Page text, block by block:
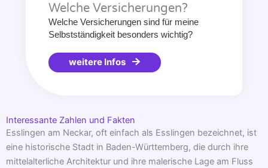
Welche Versicherungen?
Welche Versicherungen sind für meine
Selbstständigkeit besonders wichtig?
weitere Infos
Interessante Zahlen und Fakten
Esslingen am Neckar, oft einfach als Esslingen bezeichnet, ist
eine historische Stadt in Baden-Württemberg, die durch ihre
mittelalterliche Architektur und ihre malerische Lage am Fluss